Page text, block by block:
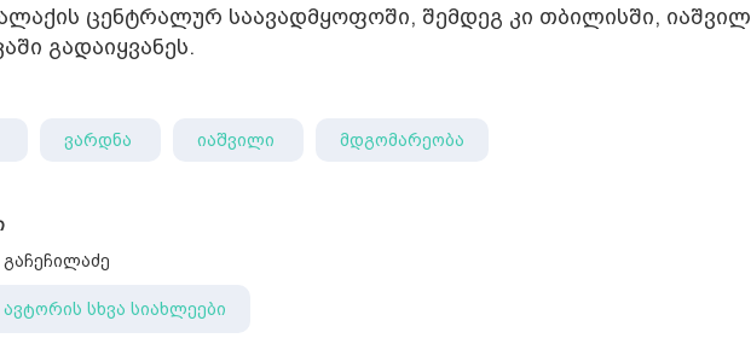
ცენტრალურ საავადმყოფოში, შემდეგ კი თბილისში,
გადაიყვანეს.
ვარდნა იაშვილი მდგომარეობა
ავტორის სხვა სიახლეები